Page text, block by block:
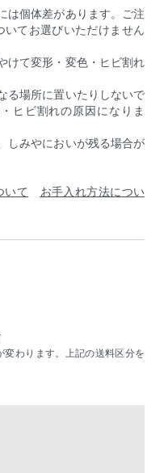
は個体差があります。ご注
てお選びいただけません
けて変形・変色・ヒビ割れ
る場所に置いたりしないで
ヒビ割れの原因になりま
しみやにおいが残る場合が
いて
お手入れ方法につい
わります。上記の送料区分を